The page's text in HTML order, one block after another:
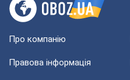
Про компанію
Правова інформація